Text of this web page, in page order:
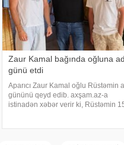
Zaur Kamal bağında oğluna ad
günü etdi
Aparıcı Zaur Kamal oğlu Rüstəmin
gününü qeyd edib. axşam.az-a
istinadən xəbər verir ki, Rüstəmin